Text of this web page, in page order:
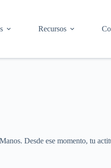
Recursos
Desde ese momento, tu